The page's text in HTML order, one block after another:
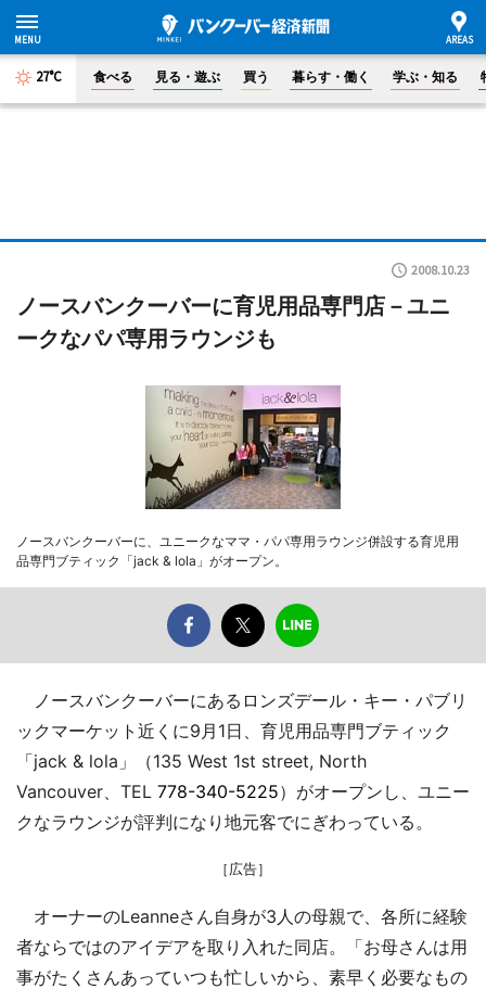
27°C 食べる 見る・遊ぶ 買う 暮らす・働く 学ぶ・知る
2008.10.23
ノースバンクーバーに育児用品専門店－ユニ
ークなパパ専用ラウンジも
ノースバンクーバーに、ユニークなママ・パパ専用ラウンジ併設する育児用
品専門ブティック「jack & lola」がオープン。
ノースバンクーバーにあるロンズデール・キー・パブリ
ックマーケット近くに9月1日、育児用品専門ブティック
「jack & lola」（135 West 1st street, North
Vancouver、TEL 778-340-5225）がオープンし、ユニー
クなラウンジが評判になり地元客でにぎわっている。
［広告］
オーナーのLeanneさん自身が3人の母親で、各所に経験
者ならではのアイデアを取り入れた同店。「お母さんは用
事がたくさんあっていつも忙しいから、素早く必要なもの